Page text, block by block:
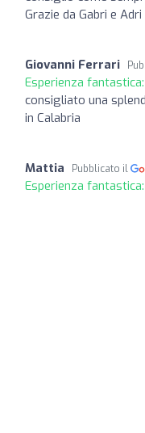
Grazie da Gabri e Adri
Giovanni Ferrari
Esperienza fantastica:
consigliato una
in Calabria
Mattia Pubblicato il
Esperienza fantastica: